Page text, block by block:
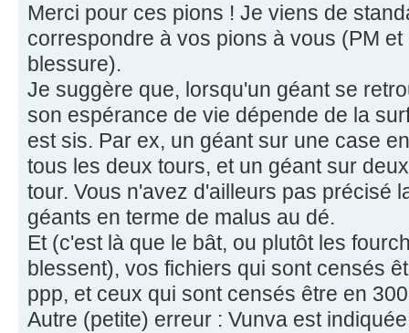
Merci pour ces pions ! Je viens de
correspondre à vos pions à vous (PM
blessure).
Je suggère que, lorsqu'un géant se
son espérance de vie dépende de la
est sis. Par ex, un géant sur une case
tous les deux tours, et un géant sur
tour. Vous n'avez d'ailleurs pas précisé
géants en terme de malus au dé.
Et (c'est là que le bât, ou plutôt les
blessent), vos fichiers qui sont censés
ppp, et ceux qui sont censés être en
Autre (petite) erreur : Vunva est